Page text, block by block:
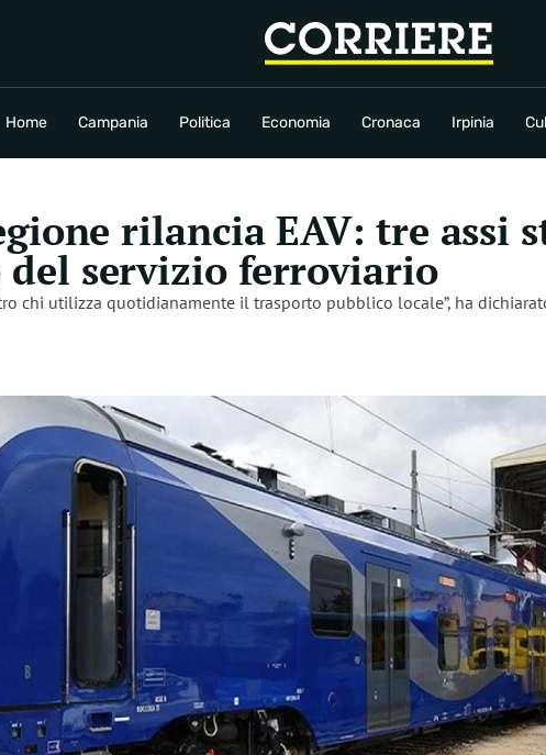
Home Campania Politica Economia Cronaca Irpinia
Politica Economia Cronaca Irpinia Sport
rilancia EAV: tre assi
servizio ferroviario
chi utilizza quotidianamente il trasporto pubblico locale”, ha